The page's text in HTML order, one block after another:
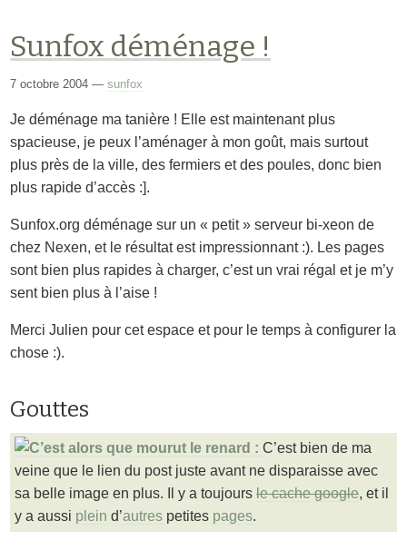
Sunfox déménage !
7 octobre 2004—sunfox
Je déménage ma tanière ! Elle est maintenant plus
spacieuse, je peux l’aménager à mon goût, mais surtout
plus près de la ville, des fermiers et des poules, donc bien
plus rapide d’accès :].
Sunfox.org déménage sur un « petit » serveur bi-xeon de
chez Nexen, et le résultat est impressionnant :). Les pages
sont bien plus rapides à charger, c’est un vrai régal et je m’y
sent bien plus à l’aise !
Merci Julien pour cet espace et pour le temps à configurer la
chose :).
Gouttes
C’est bien de ma
veine que le lien du post juste avant ne disparaisse avec
sa belle image en plus. Il y a toujours le cache google, et il
y a aussi plein d’autres petites pages.